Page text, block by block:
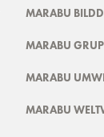
MARABU
MARABU
MARABU
MARABU